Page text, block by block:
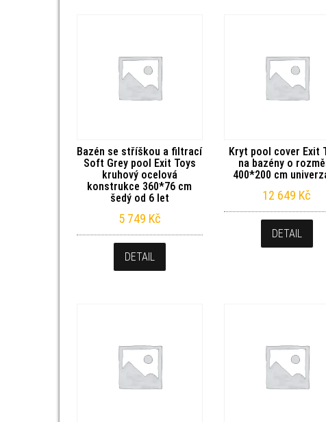
Bazén se stříškou a filtrací
Soft Grey pool Exit Toys
kruhový ocelová
konstrukce 360*76 cm
šedý od 6 let
5 749 Kč
DETAIL
Kryt pool cover Exit
na bazény o
400*200 cm
12 649 Kč
DETAIL